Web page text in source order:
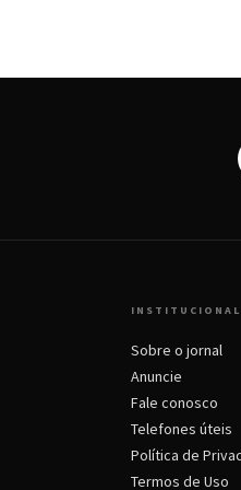
INSTITUCIONAL
Sobre o jornal
Anuncie
Fale conosco
Telefones úteis
Política de
Termos de Uso